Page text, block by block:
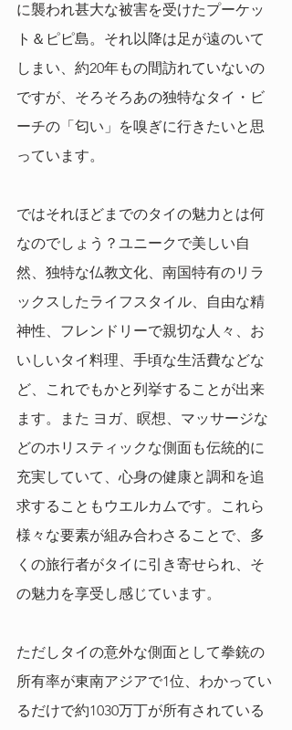
に襲われ甚大な被害を受けたプーケッ
ト＆ピピ島。それ以降は足が遠のいて
しまい、約20年もの間訪れていないの
ですが、そろそろあの独特なタイ・ビ
ーチの「匂い」を嗅ぎに行きたいと思
っています。
ではそれほどまでのタイの魅力とは何
なのでしょう？ユニークで美しい自
然、独特な仏教文化、南国特有のリラ
ックスしたライフスタイル、自由な精
神性、フレンドリーで親切な人々、お
いしいタイ料理、手頃な生活費などな
ど、これでもかと列挙することが出来
ます。また ヨガ、瞑想、マッサージな
どのホリスティックな側面も伝統的に
充実していて、心身の健康と調和を追
求することもウエルカムです。これら
様々な要素が組み合わさることで、多
くの旅行者がタイに引き寄せられ、そ
の魅力を享受し感じています。
ただしタイの意外な側面として拳銃の
所有率が東南アジアで1位、わかってい
るだけで約1030万丁が所有されている